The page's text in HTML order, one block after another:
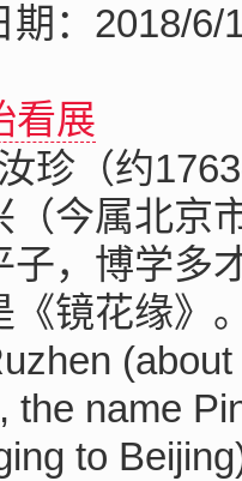
期：2018/6/
看展
珍（约
（今属北京
子，博学多
镜花缘》。
the name
to